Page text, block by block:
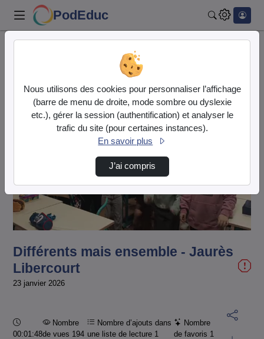
PodEduc
Différents mais ensemble - Jaurès Libercourt
Lire
la
vidéo
Différents mais ensemble - Jaurès
Libercourt
23 janvier 2026
Durée :
00:01:48
Nombre
de vues 194
Nombre d’ajouts dans
une liste de lecture 1
Nombre
de favoris 1
Nous utilisons des cookies pour personnaliser l’affichage
(barre de menu de droite, mode sombre ou dyslexie
etc.), gérer la session (authentification) et analyser le
trafic du site (pour certaines instances).
En savoir plus
J’ai compris